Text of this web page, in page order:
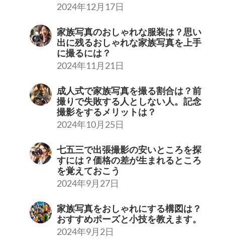
2024年12月17日
家族写真のおしゃれな服装は？思い
出に残るおしゃれな家族写真を上手
に撮るには？
2024年11月21日
成人式で家族写真を撮る割合は？前
撮りで失敗する人としない人。記念
撮影をするメリットは？
2024年10月25日
七五三で出張撮影の安いところを探
すには？価格の差が生まれるところ
を覚えておこう
2024年9月27日
家族写真をおしゃれにする構図は？
おすすめポーズと小技を教えます。
2024年9月2日